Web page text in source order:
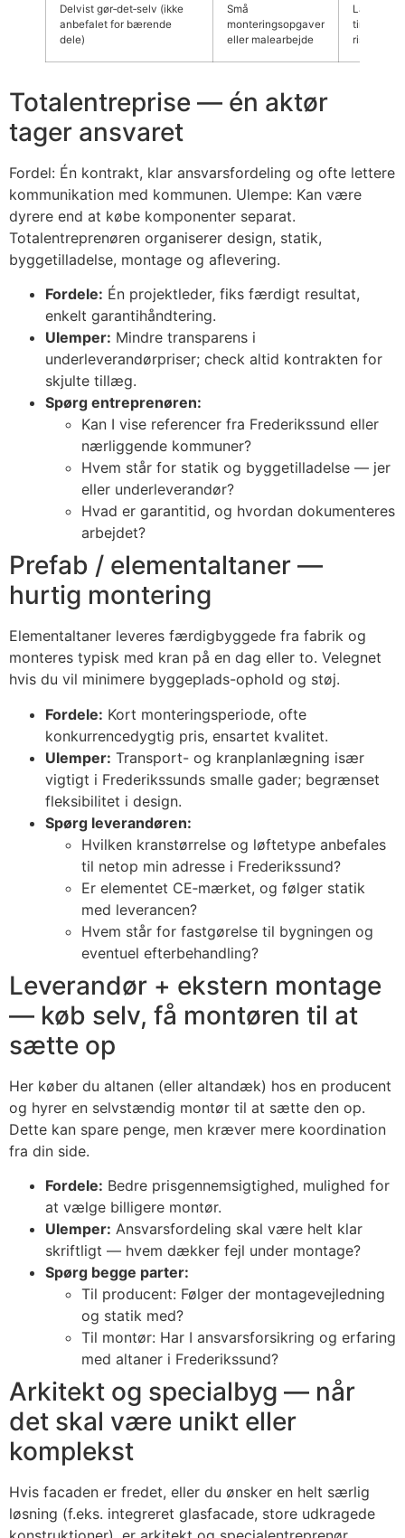
Delvist gør‑det‑selv (ikke
anbefalet for bærende
dele)
Små
monteringsopgaver
eller malearbejde
Lavere
risiko for
Totalentreprise — én aktør
tager ansvaret
Fordel: Én kontrakt, klar ansvarsfordeling og ofte lettere
kommunikation med kommunen. Ulempe: Kan være
dyrere end at købe komponenter separat.
Totalentreprenøren organiserer design, statik,
byggetilladelse, montage og aflevering.
Fordele: Én projektleder, fiks færdigt resultat,
enkelt garantihåndtering.
Ulemper: Mindre transparens i
underleverandørpriser; check altid kontrakten for
skjulte tillæg.
Spørg entreprenøren:
Kan I vise referencer fra Frederikssund eller
nærliggende kommuner?
Hvem står for statik og byggetilladelse — jer
eller underleverandør?
Hvad er garantitid, og hvordan dokumenteres
arbejdet?
Prefab / elementaltaner —
hurtig montering
Elementaltaner leveres færdigbyggede fra fabrik og
monteres typisk med kran på en dag eller to. Velegnet
hvis du vil minimere byggeplads-ophold og støj.
Fordele: Kort monteringsperiode, ofte
konkurrencedygtig pris, ensartet kvalitet.
Ulemper: Transport- og kranplanlægning især
vigtigt i Frederikssunds smalle gader; begrænset
fleksibilitet i design.
Spørg leverandøren:
Hvilken kranstørrelse og løftetype anbefales
til netop min adresse i Frederikssund?
Er elementet CE‑mærket, og følger statik
med leverancen?
Hvem står for fastgørelse til bygningen og
eventuel efterbehandling?
Leverandør + ekstern montage
— køb selv, få montøren til at
sætte op
Her køber du altanen (eller altandæk) hos en producent
og hyrer en selvstændig montør til at sætte den op.
Dette kan spare penge, men kræver mere koordination
fra din side.
Fordele: Bedre prisgennemsigtighed, mulighed for
at vælge billigere montør.
Ulemper: Ansvarsfordeling skal være helt klar
skriftligt — hvem dækker fejl under montage?
Spørg begge parter:
Til producent: Følger der montagevejledning
og statik med?
Til montør: Har I ansvarsforsikring og erfaring
med altaner i Frederikssund?
Arkitekt og specialbyg — når
det skal være unikt eller
komplekst
Hvis facaden er fredet, eller du ønsker en helt særlig
løsning (f.eks. integreret glasfacade, store udkragede